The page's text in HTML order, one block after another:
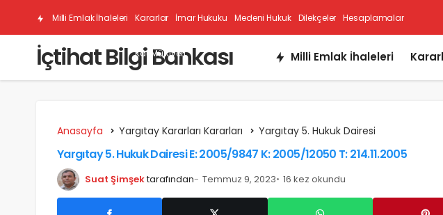
Milli Emlak İhaleleri Kararlar İmar Hukuku Medeni Hukuk Dilekçeler Hesaplamalar
Kat Mülkiyeti
İçtihat Bilgi Bankası Milli Emlak İhaleleri
Anasayfa Yargıtay Kararları Kararları Yargıtay 5. Hukuk Dairesi
Yargıtay 5. Hukuk Dairesi E: 2005/9847 K: 2005/12050 T: 214.11.2005
Suat Şimşektarafından Temmuz 9, 2023 16 kez okundu